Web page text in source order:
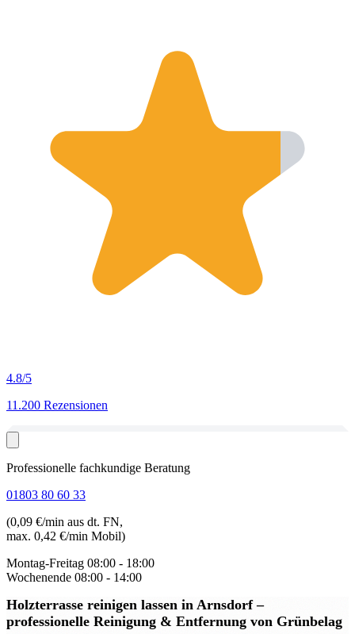
4.8/5
11.200 Rezensionen
Professionelle fachkundige Beratung
01803 80 60 33
(0,09 €/min aus dt. FN,
max. 0,42 €/min Mobil)
Montag-Freitag 08:00 - 18:00
Wochenende 08:00 - 14:00
Holzterrasse reinigen lassen in Arnsdorf–
professionelle Reinigung & Entfernung von Grünbelag